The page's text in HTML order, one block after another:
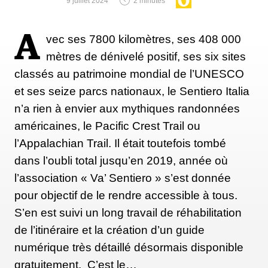
« Monster », mon sac à dos
fétiche, je randonne toujours
avec lui
"Tous ceux qui ont fait un tant soit peu de
randonnée savent que l'on développe une relation
avec les objets que l'on emporte avec soi. Beaucoup
sont devenus des sortes de pris talisman pour moi.
Jusqu’à mon sac à dos en fait. Je l'ai surnommé «
Monster » parce que j’avais l’impression qu’il était
presque doué de vie. C'était mon compagnon, et il
contenait tout ce dont j'avais besoin, ce qui est à la
fois une vérité littérale et métaphorique. C'était mon
lien avec la survie - je le portais, et il me portait. Ce
A vec ses 7800 kilomètres, ses 408 000
mètres de dénivelé positif, ses six sites
classés au patrimoine mondial de l’UNESCO
et ses seize parcs nationaux, le Sentiero Italia
n’a rien à envier aux mythiques randonnées
américaines, le Pacific Crest Trail ou
l’Appalachian Trail. Il était toutefois tombé
dans l’oubli total jusqu’en 2019, année où
l’association « Va’ Sentiero » s’est donnée
pour objectif de le rendre accessible à tous.
S’en est suivi un long travail de réhabilitation
de l’itinéraire et la création d’un guide
numérique très détaillé désormais disponible
gratuitement. C’est le…